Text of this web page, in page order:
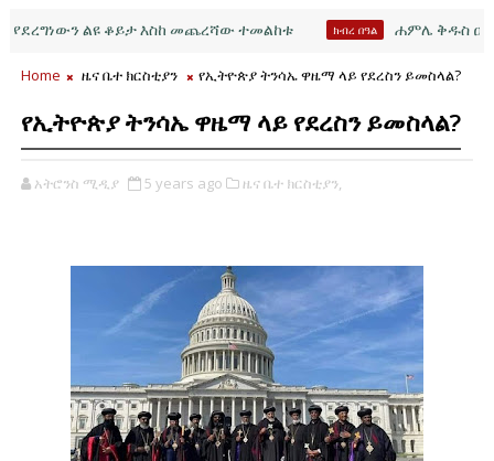
ልዩ ቆይታ እስከ መጨረሻው ተመልከቱ ክብረ በዓል ሐምሌ ቅዱስ ዑራኤል
Home ዜና ቤተ ክርስቲያን የኢትዮጵያ ትንሳኤ ዋዜማ ላይ የደረስን ይመስላል?
የኢትዮጵያ ትንሳኤ ዋዜማ ላይ የደረስን ይመስላል?
አትሮንስ ሚዲያ 5 years ago ዜና ቤተ ክርስቲያን,